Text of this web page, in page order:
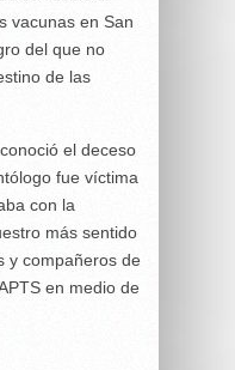
vacunas en San
del que no
de las
el deceso
fue víctima
con la
más sentido
y compañeros de
en medio de